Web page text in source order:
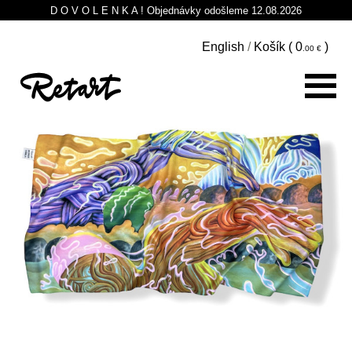
D O V O L E N K A ! Objednávky odošleme 12.08.2026
English / Košík ( 0 )